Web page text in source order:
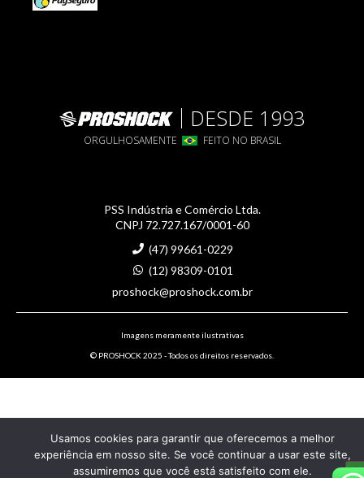
DESDE 1993
ORGULHOSAMENTE FEITO NO BRASIL
PSS Indústria e Comércio Ltda.
CNPJ 72.727.167/0001-60
(47) 99661-0229
(12) 98309-0101
proshock@proshock.com.br
Imagens meramente ilustrativas
© PROSHOCK 2025 - Todos os direitos reservados.
Usamos cookies para garantir que oferecemos a melhor
experiência em nosso site. Se você continuar a usar este site,
assumiremos que você está satisfeito com ele.